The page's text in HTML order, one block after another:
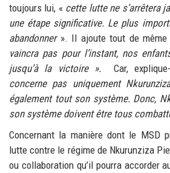
toujours lui, « cette lutte ne s’arrêtera
une étape significative. Le plus
abandonner ». Il ajoute tout de même
vaincra pas pour l’instant, nos
jusqu’à la victoire ». Car,
concerne pas uniquement
également tout son système. Donc,
son système doivent être tous
Concernant la manière dont le MSD
lutte contre le régime de Nkurunziza
ou collaboration qu’il pourra accorder